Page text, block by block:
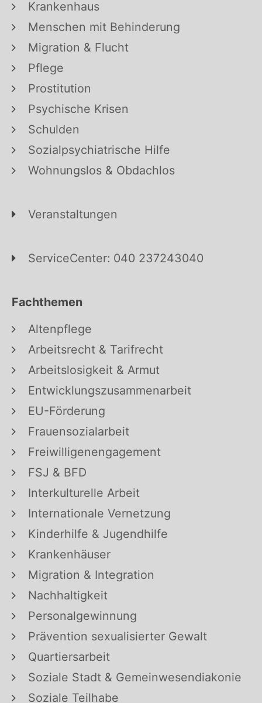
Krankenhaus
Menschen mit Behinderung
Migration & Flucht
Pflege
Prostitution
Psychische Krisen
Schulden
Sozialpsychiatrische Hilfe
Wohnungslos & Obdachlos
Veranstaltungen
ServiceCenter: 040 237243040
Fachthemen
Altenpflege
Arbeitsrecht & Tarifrecht
Arbeitslosigkeit & Armut
Entwicklungszusammenarbeit
EU-Förderung
Frauensozialarbeit
Freiwilligenengagement
FSJ & BFD
Interkulturelle Arbeit
Internationale Vernetzung
Kinderhilfe & Jugendhilfe
Krankenhäuser
Migration & Integration
Nachhaltigkeit
Personalgewinnung
Prävention sexualisierter Gewalt
Quartiersarbeit
Soziale Stadt & Gemeinwesendiakonie
Soziale Teilhabe